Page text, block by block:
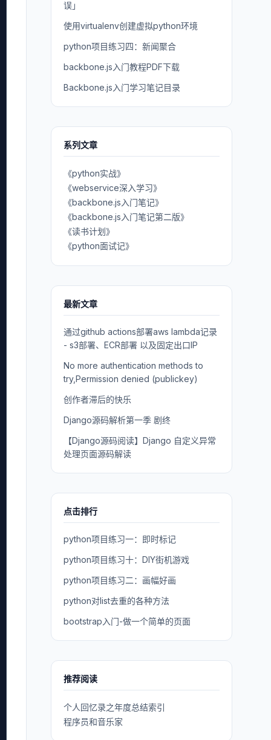
误」
使用virtualenv创建虚拟python环境
python项目练习四：新闻聚合
backbone.js入门教程PDF下载
Backbone.js入门学习笔记目录
系列文章
《python实战》
《webservice深入学习》
《backbone.js入门笔记》
《backbone.js入门笔记第二版》
《读书计划》
《python面试记》
最新文章
通过github actions部署aws lambda记录
- s3部署、ECR部署 以及固定出口IP
No more authentication methods to
try,Permission denied (publickey)
创作者滞后的快乐
Django源码解析第一季 剧终
【Django源码阅读】Django 自定义异常
处理页面源码解读
点击排行
python项目练习一：即时标记
python项目练习十：DIY街机游戏
python项目练习二：画幅好画
python对list去重的各种方法
bootstrap入门-做一个简单的页面
推荐阅读
个人回忆录之年度总结索引
程序员和音乐家